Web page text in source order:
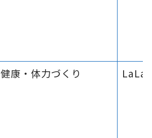
健康・体力づくり